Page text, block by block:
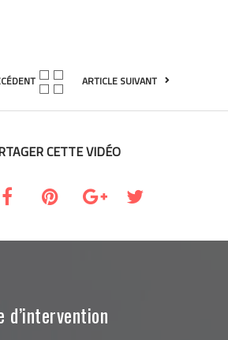
ARTICLE SUIVANT
CETTE VIDÉO
d’intervention